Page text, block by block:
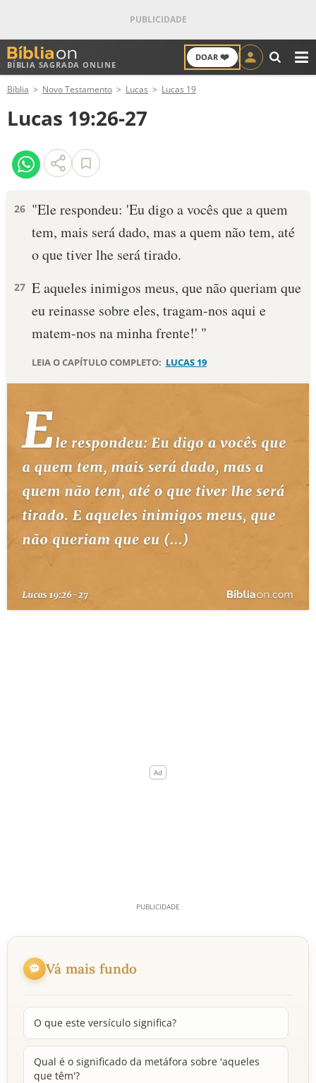
BÍBLIA SAGRADA ONLINE
DOAR ❤️
ANTIGO TESTAMENTO
NOVO TESTAMENTO
VERSÍCULOS
PALAVRA DO DIA
DEVOCIONAL DIÁRIO
10 MANDAMENTOS
ESBOÇOS DE PREGAÇÃO
TEMAS
PERGUNTE À BÍBLIA
TERMO BÍBLICO JOGOS
LOJA BÍBLIAON
Bíblia Novo Testamento Lucas Lucas 19
Lucas 19:26-27
26 "Ele respondeu: 'Eu digo a vocês que a quem
tem, mais será dado, mas a quem não tem, até
o que tiver lhe será tirado.
27 E aqueles inimigos meus, que não queriam que
eu reinasse sobre eles, tragam-nos aqui e
matem-nos na minha frente!' "
LEIA O CAPÍTULO COMPLETO: LUCAS 19
Vá mais fundo
O que este versículo significa?
Qual é o significado da metáfora sobre 'aqueles
que têm'?